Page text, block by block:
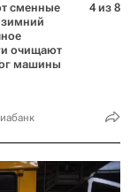
сменные
очищают
машины
4 из 8